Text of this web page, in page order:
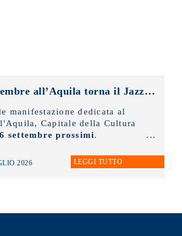
Il 5 e 6 settembre all’Aquila torna il Jazz Italiano per le Terre del Sisma: il NUOVO IMAIE c’è
manifestazione dedicata al
Capitale della Cultura
settembre prossimi.
2026 LEGGI TUTTO